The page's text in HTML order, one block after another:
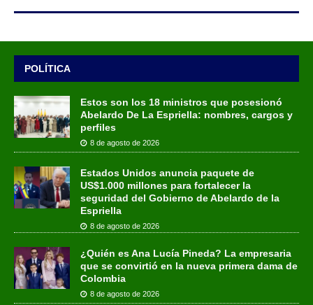
POLÍTICA
Estos son los 18 ministros que posesionó
Abelardo De La Espriella: nombres, cargos y
perfiles
8 de agosto de 2026
Estados Unidos anuncia paquete de
US$1.000 millones para fortalecer la
seguridad del Gobierno de Abelardo de la
Espriella
8 de agosto de 2026
¿Quién es Ana Lucía Pineda? La empresaria
que se convirtió en la nueva primera dama de
Colombia
8 de agosto de 2026